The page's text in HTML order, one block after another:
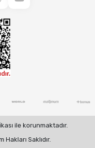
ile korunmaktadır.
Saklıdır.